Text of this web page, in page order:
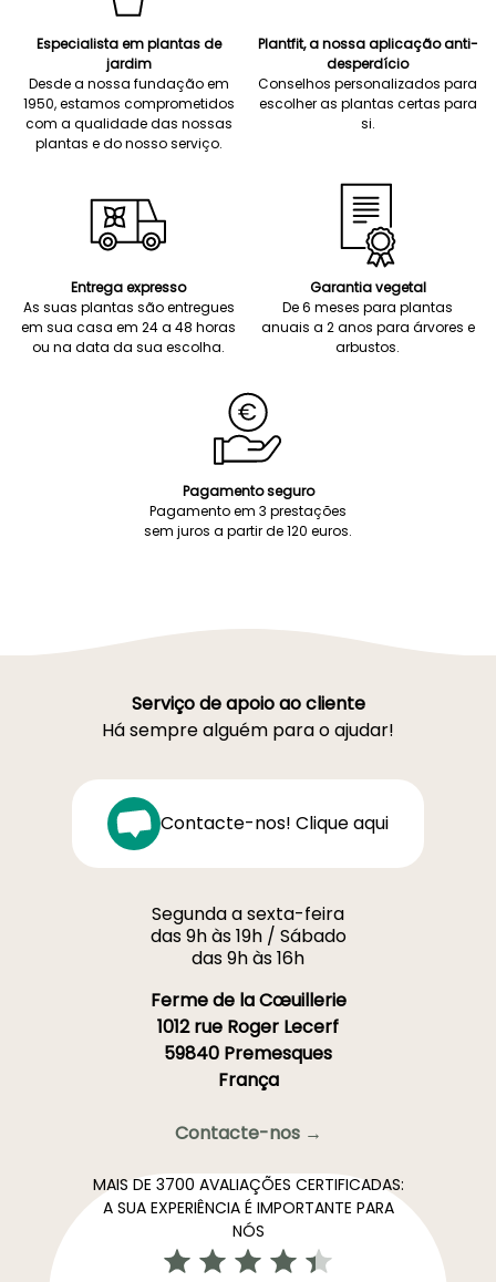
Especialista em plantas de
jardim
Desde a nossa fundação em
1950, estamos comprometidos
com a qualidade das nossas
plantas e do nosso serviço.
Plantfit, a nossa aplicação anti-
desperdício
Conselhos personalizados para
escolher as plantas certas para
si.
Entrega expresso
As suas plantas são entregues
em sua casa em 24 a 48 horas
ou na data da sua escolha.
Garantia vegetal
De 6 meses para plantas
anuais a 2 anos para árvores e
arbustos.
Pagamento seguro
Pagamento em 3 prestações
sem juros a partir de 120 euros.
Serviço de apoio ao cliente
Há sempre alguém para o ajudar!
Contacte-nos! Clique aqui
Segunda a sexta-feira
das 9h às 19h / Sábado
das 9h às 16h
Ferme de la Cœuillerie
1012 rue Roger Lecerf
59840 Premesques
França
Contacte-nos →
MAIS DE 3700 AVALIAÇÕES CERTIFICADAS:
A SUA EXPERIÊNCIA É IMPORTANTE PARA
NÓS